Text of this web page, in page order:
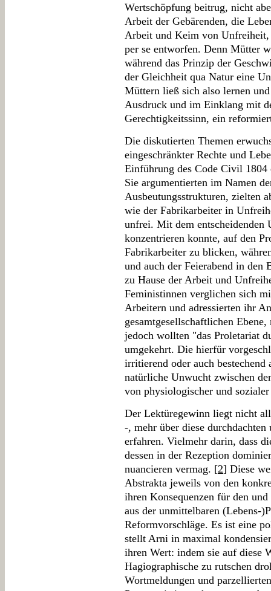
Wertschöpfung beitrug, nicht
Arbeit der Gebärenden, die
Arbeit und Keim von
per se entworfen. Denn Mütter
während das Prinzip der
der Gleichheit qua Natur eine
Müttern ließ sich also lernen
Ausdruck und im Einklang mit
Gerechtigkeitssinn, ein
Die diskutierten Themen
eingeschränkter Rechte und
Einführung des Code Civil
Sie argumentierten im Namen
Ausbeutungsstrukturen, zielten
wie der Fabrikarbeiter in
unfrei. Mit dem entscheidenden
konzentrieren konnte, auf den
Fabrikarbeiter zu blicken,
und auch der Feierabend in den
zu Hause der Arbeit und
Feministinnen verglichen sich
Arbeitern und adressierten ihr
gesamtgesellschaftlichen
jedoch wollten "das Proletariat
umgekehrt. Die hierfür
irritierend oder auch
natürliche Unwucht zwischen
von physiologischer und
Der Lektüregewinn liegt nicht
-, mehr über diese
erfahren. Vielmehr darin, dass
dessen in der Rezeption
nuancieren vermag. [2] Diese
Abstrakta jeweils von den
ihren Konsequenzen für den
aus der unmittelbaren (Lebens-
Reformvorschläge. Es ist eine
stellt Arni in maximal
ihren Wert: indem sie auf diese
Hagiographische zu rutschen
Wortmeldungen und